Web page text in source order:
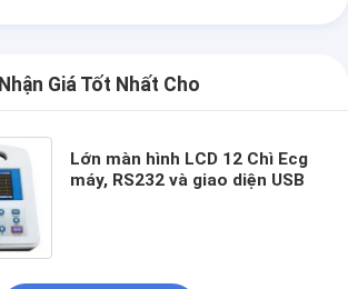
Nhận Giá Tốt Nhất Cho
Lớn màn hình LCD 12 Chì Ecg
máy, RS232 và giao diện USB